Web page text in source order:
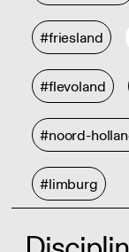
#friesland
#flevoland
#noord-
#limburg